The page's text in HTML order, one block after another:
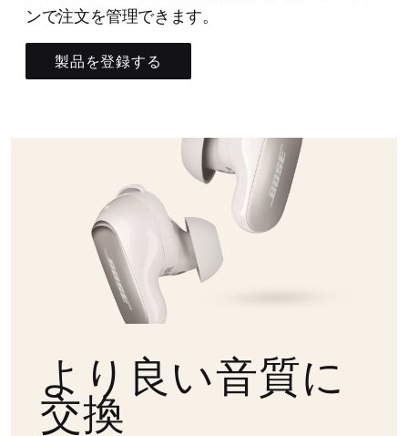
ンで注文を管理できます。
製品を登録する
より良い音質に
交換